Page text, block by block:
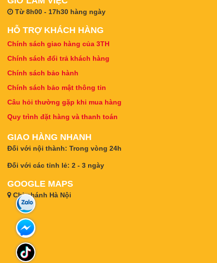
Từ 8h00 - 17h30 hàng ngày
HỖ TRỢ KHÁCH HÀNG
Chính sách giao hàng của 3TH
Chính sách đổi trả khách hàng
Chính sách bảo hành
Chính sách bảo mật thông tin
Câu hỏi thường gặp khi mua hàng
Quy trình đặt hàng và thanh toán
GIAO HÀNG NHANH
Đối với nội thành: Trong vòng 24h
Đối với các tỉnh lẻ: 2 - 3 ngày
GOOGLE MAPS
Chi nhánh Hà Nội